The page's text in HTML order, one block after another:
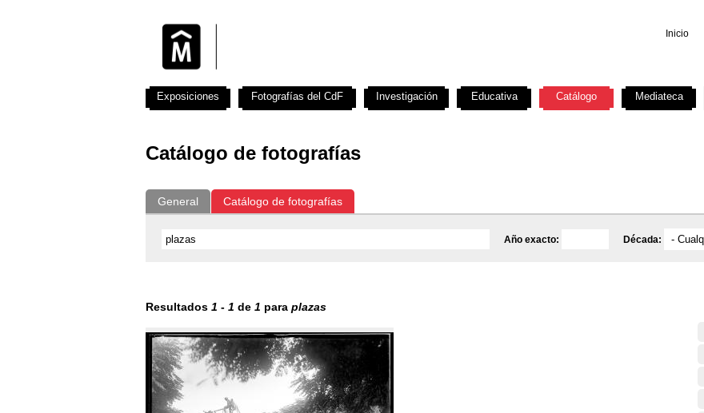
Inicio
Catálogo de fotografías
General Catálogo de fotografías
Año exacto: Década:
Resultados 1 - 1 de 1 para plazas
Exposiciones Fotografías del CdF Investigación Educativa Catálogo Mediateca